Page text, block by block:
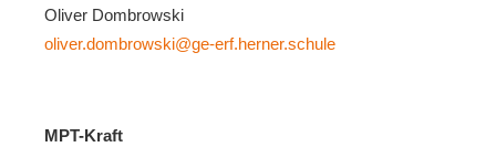
Oliver Dombrowski
oliver.dombrowski@ge-erf.herner.schule
MPT-Kraft